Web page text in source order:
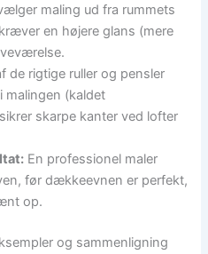
maling ud fra rummets
en højere glans (mere
de rigtige ruller og pensler
malingen (kaldet
skarpe kanter ved lofter
En professionel maler
før dækkeevnen er perfekt,
op.
og sammenligning